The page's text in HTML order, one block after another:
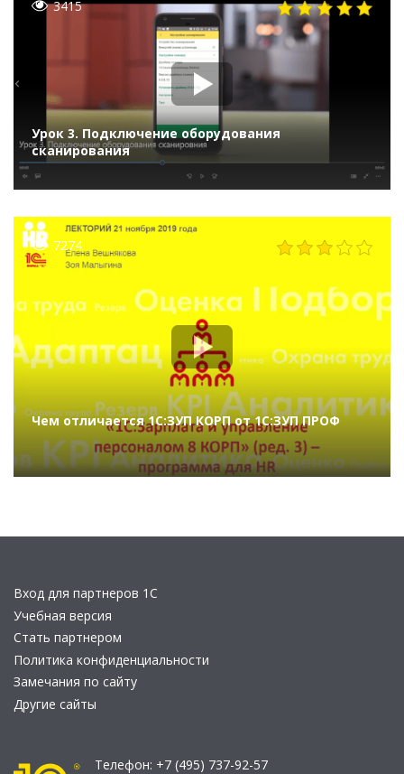
3415
Урок 3. Подключение оборудования
сканирования
7274
Чем отличается 1С:ЗУП КОРП от 1С:ЗУП ПРОФ
Вход для партнеров 1С
Учебная версия
Стать партнером
Политика конфиденциальности
Замечания по сайту
Другие сайты
Телефон: +7 (495) 737-92-57